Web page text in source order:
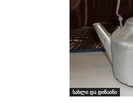
სახლი და დიზაინი